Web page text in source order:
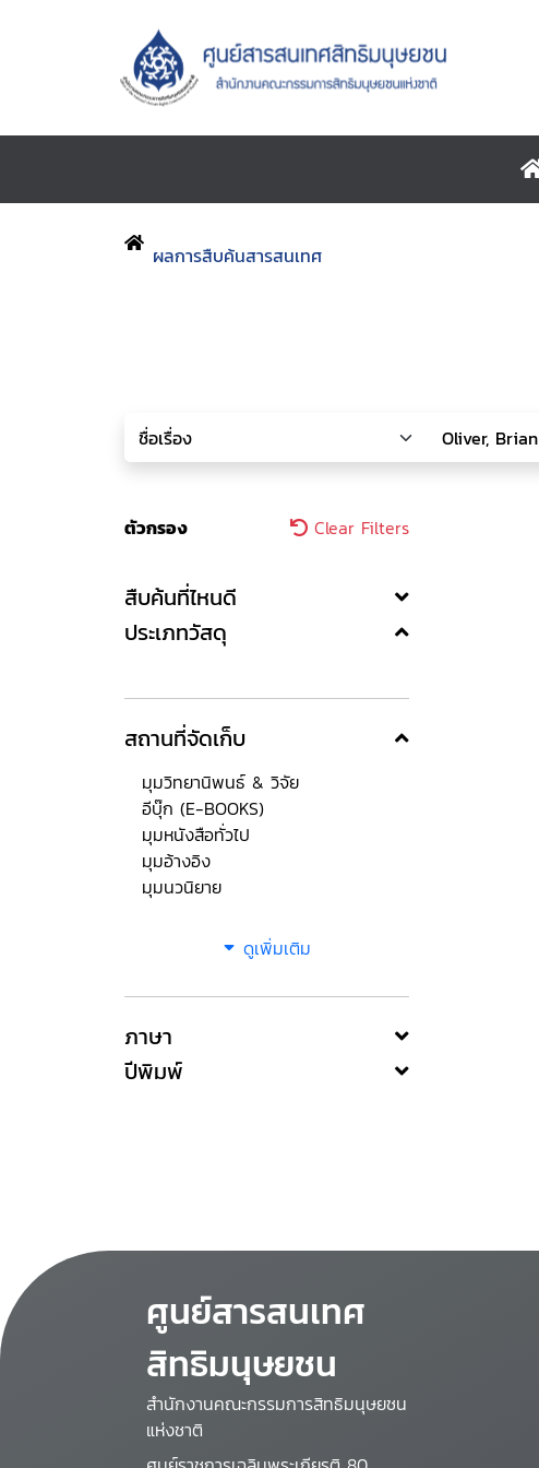
ผลการสืบค้นสารสนเทศ
ตัวกรอง Clear Filters
สืบค้นที่ไหนดี
ประเภทวัสดุ
สถานที่จัดเก็บ
มุมวิทยานิพนธ์ & วิจัย
อีบุ๊ก (E-BOOKS)
มุมหนังสือทั่วไป
มุมอ้างอิง
มุมนวนิยาย
ดูเพิ่มเติม
ภาษา
ปีพิมพ์
ศูนย์สารสนเทศ
สิทธิมนุษยชน
สำนักงานคณะกรรมการสิทธิมนุษยชน
แห่งชาติ